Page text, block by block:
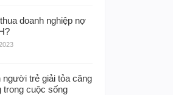
doanh nghiệp nợ
người trẻ giải tỏa căng
trong cuộc sống